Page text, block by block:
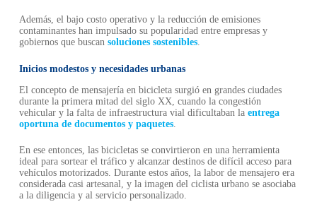
Además, el bajo costo operativo y la reducción de emisiones
contaminantes han impulsado su popularidad entre empresas y
gobiernos que buscan soluciones sostenibles.
Inicios modestos y necesidades urbanas
El concepto de mensajería en bicicleta surgió en grandes ciudades
durante la primera mitad del siglo XX, cuando la congestión
vehicular y la falta de infraestructura vial dificultaban la entrega
oportuna de documentos y paquetes.
En ese entonces, las bicicletas se convirtieron en una herramienta
ideal para sortear el tráfico y alcanzar destinos de difícil acceso para
vehículos motorizados. Durante estos años, la labor de mensajero era
considerada casi artesanal, y la imagen del ciclista urbano se asociaba
a la diligencia y al servicio personalizado.